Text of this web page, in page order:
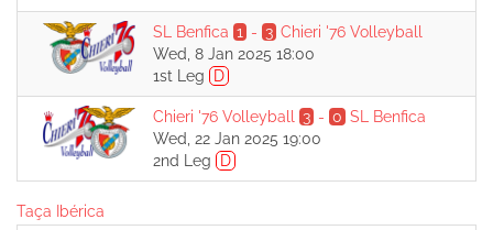
SL Benfica 1 - 3 Chieri '76 Volleyball
Wed, 8 Jan 2025 18:00
1st Leg
D
Chieri '76 Volleyball 3 - 0 SL Benfica
Wed, 22 Jan 2025 19:00
2nd Leg
D
Taça Ibérica